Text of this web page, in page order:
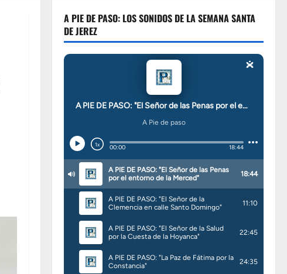
A PIE DE PASO: LOS SONIDOS DE LA SEMANA SANTA
DE JEREZ